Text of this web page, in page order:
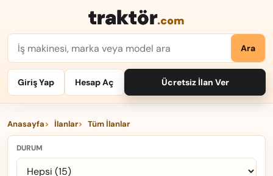
traktör.com
Ara
Giriş Yap Hesap Aç Ücretsiz İlan Ver
Anasayfa İlanlar Tüm İlanlar
DURUM